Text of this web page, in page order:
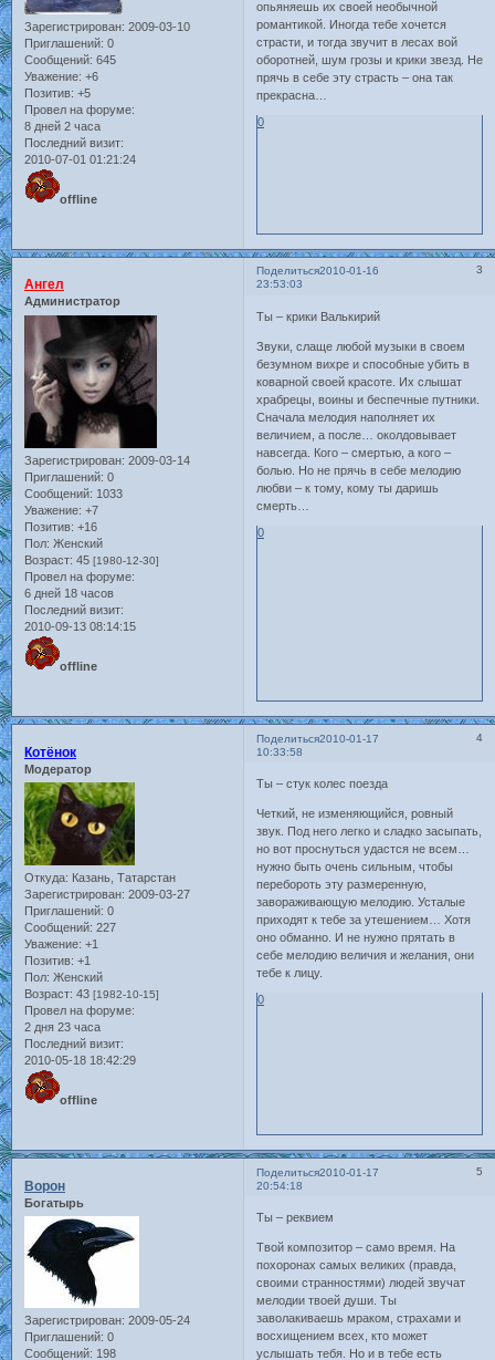
Зарегистрирован: 2009-03-10
Приглашений: 0
Сообщений: 645
Уважение: +6
Позитив: +5
Провел на форуме:
8 дней 2 часа
Последний визит:
2010-07-01 01:21:24
offline
опьяняешь их своей необычной
романтикой. Иногда тебе хочется
страсти, и тогда звучит в лесах вой
оборотней, шум грозы и крики звезд. Не
прячь в себе эту страсть – она так
прекрасна…
0
Поделиться 3
2010-01-16
23:53:03
Ангел
Администратор
Зарегистрирован: 2009-03-14
Приглашений: 0
Сообщений: 1033
Уважение: +7
Позитив: +16
Пол: Женский
Возраст: 45 [1980-12-30]
Провел на форуме:
6 дней 18 часов
Последний визит:
2010-09-13 08:14:15
offline
Ты – крики Валькирий
Звуки, слаще любой музыки в своем
безумном вихре и способные убить в
коварной своей красоте. Их слышат
храбрецы, воины и беспечные путники.
Сначала мелодия наполняет их
величием, а после… околдовывает
навсегда. Кого – смертью, а кого –
болью. Но не прячь в себе мелодию
любви – к тому, кому ты даришь
смерть…
0
Поделиться 4
2010-01-17
10:33:58
Котёнок
Модератор
Откуда: Казань, Татарстан
Зарегистрирован: 2009-03-27
Приглашений: 0
Сообщений: 227
Уважение: +1
Позитив: +1
Пол: Женский
Возраст: 43 [1982-10-15]
Провел на форуме:
2 дня 23 часа
Последний визит:
2010-05-18 18:42:29
offline
Ты – стук колес поезда
Четкий, не изменяющийся, ровный
звук. Под него легко и сладко засыпать,
но вот проснуться удастся не всем…
нужно быть очень сильным, чтобы
перебороть эту размеренную,
завораживающую мелодию. Усталые
приходят к тебе за утешением… Хотя
оно обманно. И не нужно прятать в
себе мелодию величия и желания, они
тебе к лицу.
0
Поделиться 5
2010-01-17
20:54:18
Ворон
Богатырь
Зарегистрирован: 2009-05-24
Приглашений: 0
Сообщений: 198
Ты – реквием
Твой композитор – само время. На
похоронах самых великих (правда,
своими странностями) людей звучат
мелодии твоей души. Ты
заволакиваешь мраком, страхами и
восхищением всех, кто может
услышать тебя. Но и в тебе есть